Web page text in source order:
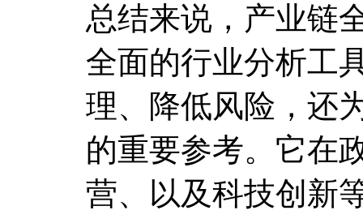
总结来说，产业链
全面的行业分析工
理、降低风险，还
的重要参考。它在
营、以及科技创新